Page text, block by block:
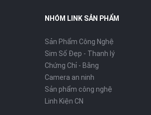
NHÓM LINK SẢN PHẨM
Sản Phẩm Công Nghệ
Sim Số Đẹp - Thanh lý
Chứng Chỉ - Bằng
Camera an ninh
Sản phẩm công nghệ
Linh Kiện CN